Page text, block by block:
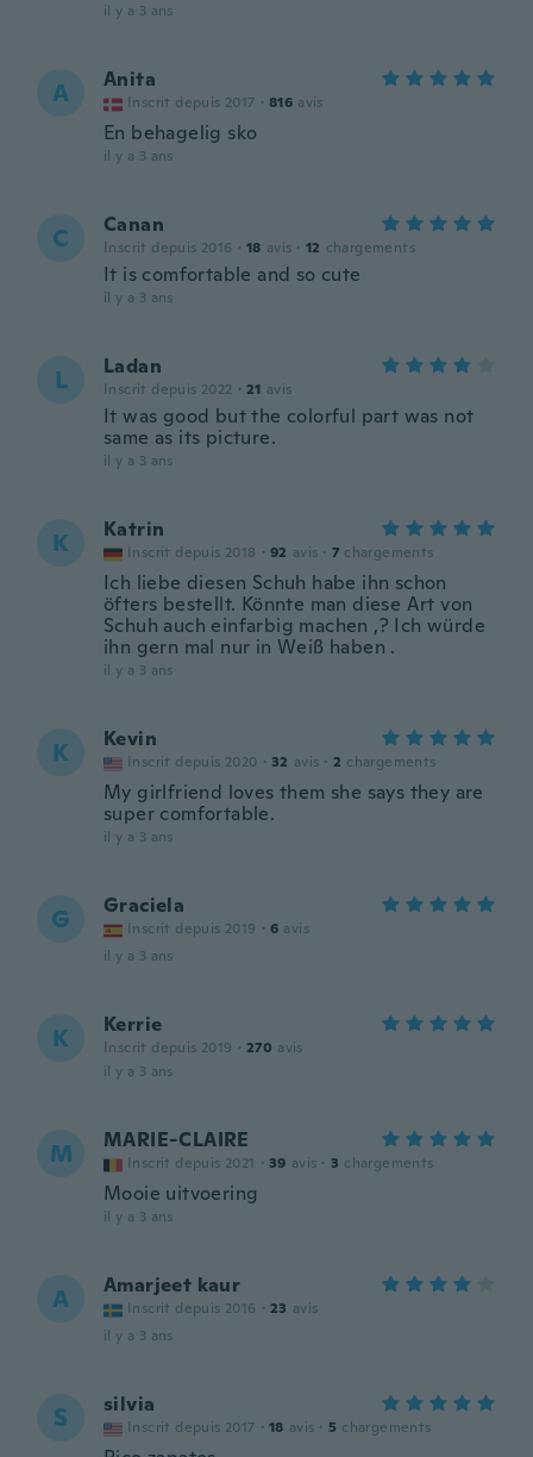
il y a 3 ans
A Anita
Inscrit depuis 2017 · 816 avis
En behagelig sko
il y a 3 ans
C Canan
Inscrit depuis 2016 · 18 avis · 12 chargements
It is comfortable and so cute
il y a 3 ans
L Ladan
Inscrit depuis 2022 · 21 avis
It was good but the colorful part was not
same as its picture.
il y a 3 ans
K Katrin
Inscrit depuis 2018 · 92 avis · 7 chargements
Ich liebe diesen Schuh habe ihn schon
öfters bestellt. Könnte man diese Art von
Schuh auch einfarbig machen ,? Ich würde
ihn gern mal nur in Weiß haben .
il y a 3 ans
K Kevin
Inscrit depuis 2020 · 32 avis · 2 chargements
My girlfriend loves them she says they are
super comfortable.
il y a 3 ans
G Graciela
Inscrit depuis 2019 · 6 avis
il y a 3 ans
K Kerrie
Inscrit depuis 2019 · 270 avis
il y a 3 ans
M MARIE-CLAIRE
Inscrit depuis 2021 · 39 avis · 3 chargements
Mooie uitvoering
il y a 3 ans
A Amarjeet kaur
Inscrit depuis 2016 · 23 avis
il y a 3 ans
S silvia
Inscrit depuis 2017 · 18 avis · 5 chargements